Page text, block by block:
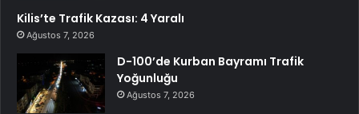
Kilis’te Trafik Kazası: 4 Yaralı
Ağustos 7, 2026
D-100’de Kurban Bayramı Trafik
Yoğunluğu
Ağustos 7, 2026